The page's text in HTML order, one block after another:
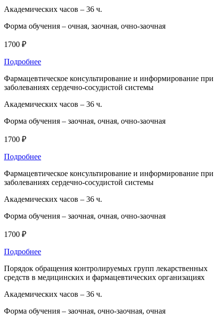
Академических часов – 36 ч.
Форма обучения – очная, заочная, очно-заочная
1700 ₽
Подробнее
Фармацевтическое консультирование и информирование при
заболеваниях сердечно-сосудистой системы
Академических часов – 36 ч.
Форма обучения – заочная, очная, очно-заочная
1700 ₽
Подробнее
Фармацевтическое консультирование и информирование при
заболеваниях сердечно-сосудистой системы
Академических часов – 36 ч.
Форма обучения – заочная, очная, очно-заочная
1700 ₽
Подробнее
Порядок обращения контролируемых групп лекарственных
средств в медицинских и фармацевтических организациях
Академических часов – 36 ч.
Форма обучения – заочная, очно-заочная, очная